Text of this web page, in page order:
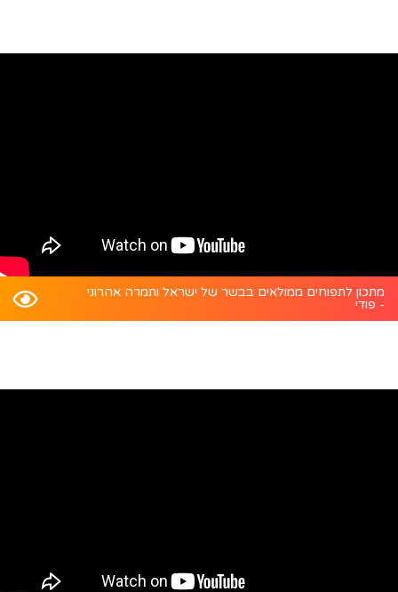
מתכון לתפוחים ממולאים בבשר של ישראל ותמרה אהרוני
- פודי